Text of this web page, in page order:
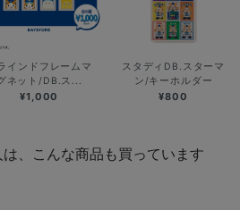
インドフレームマ
ネット/DB.ス...
¥1,000
スタディDB.スターマ
ン/キーホルダー
¥800
、こんな商品も買っています